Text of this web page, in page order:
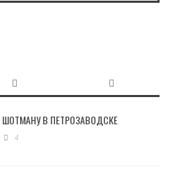
В ПЕТРОЗАВОДСКЕ
4